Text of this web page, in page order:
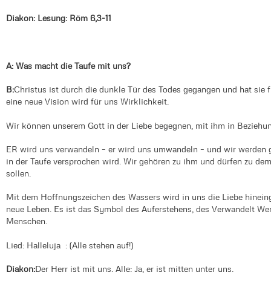
Diakon: Lesung: Röm 6,3-11
A: Was macht die Taufe mit uns?
B:Christus ist durch die dunkle Tür des Todes gegangen und hat sie
eine neue Vision wird für uns Wirklichkeit.
Wir können unserem Gott in der Liebe begegnen, mit ihm in
ER wird uns verwandeln – er wird uns umwandeln – und wir werden
in der Taufe versprochen wird. Wir gehören zu ihm und dürfen zu
sollen.
Mit dem Hoffnungszeichen des Wassers wird in uns die Liebe
neue Leben. Es ist das Symbol des Auferstehens, des Verwandelt
Menschen.
Lied: Halleluja : (Alle stehen auf!)
Diakon:Der Herr ist mit uns. Alle: Ja, er ist mitten unter uns.